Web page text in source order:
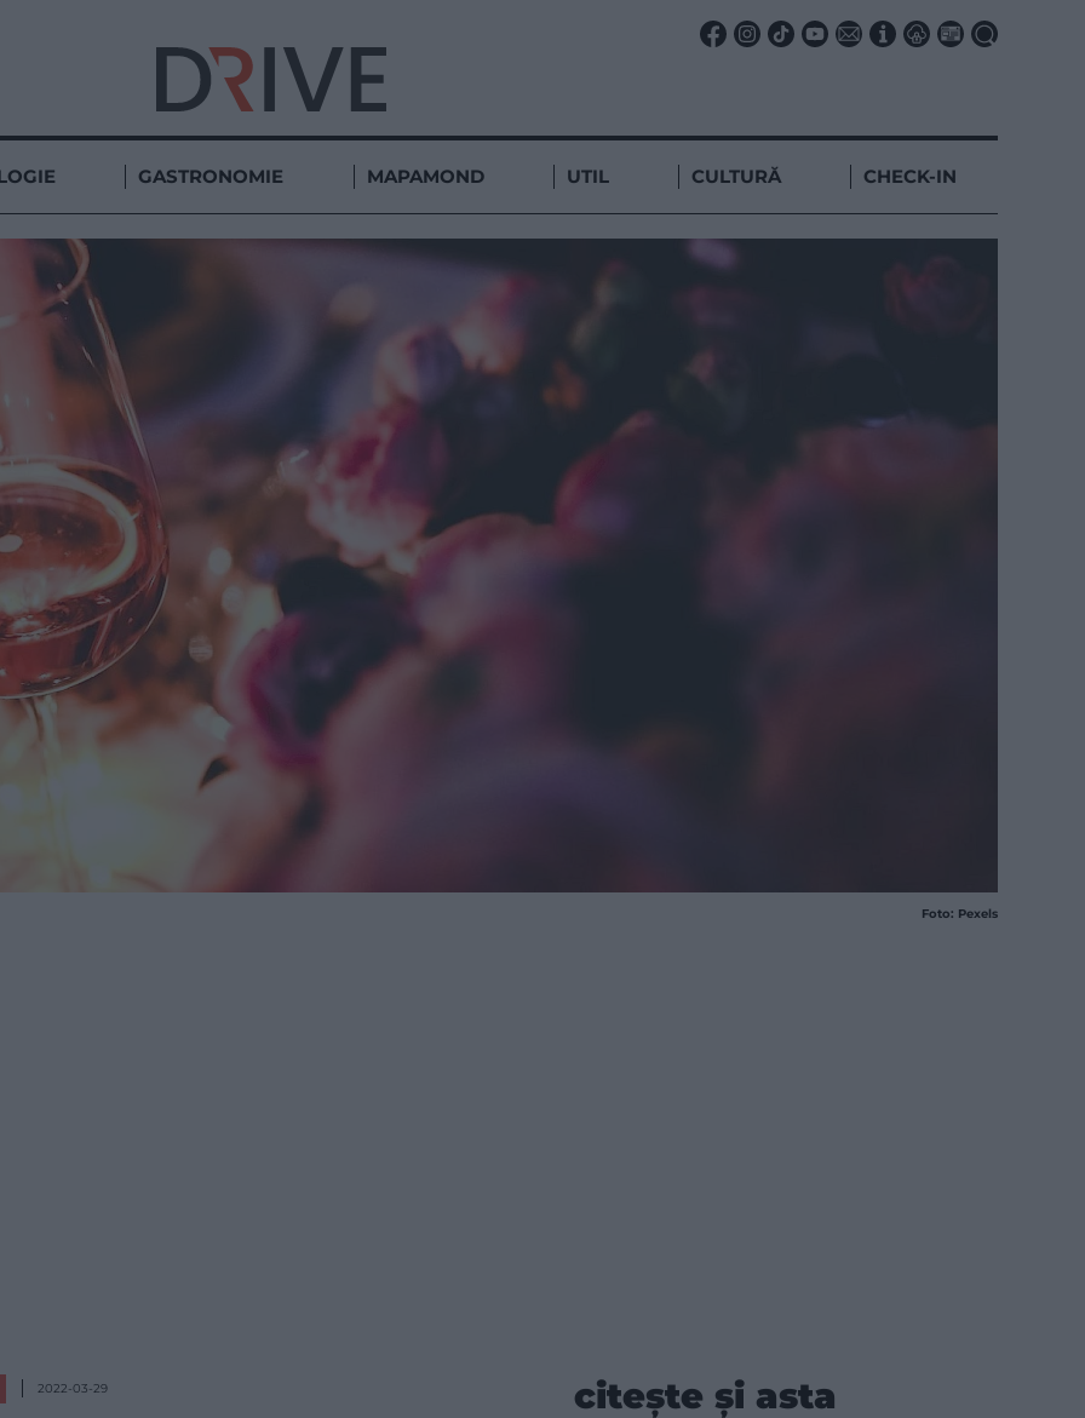
GASTRONOMIE MAPAMOND UTIL CULTURĂ CHECK-IN
Foto: Pexels
2022-03-29 citește și asta